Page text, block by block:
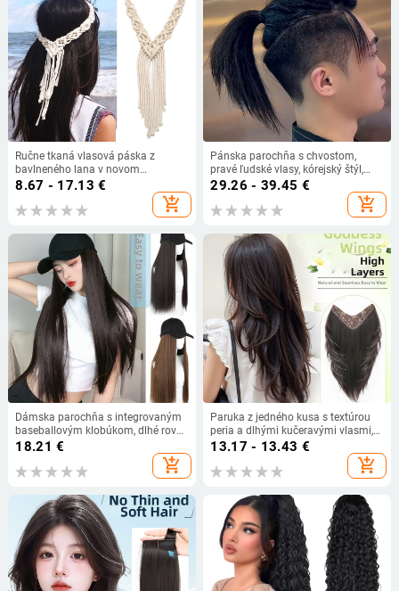
Ručne tkaná vlasová páska z
bavlneného lana v novom
bohémskom štýle, doplnky do
vlasov v severských svadobných
šatách, zdroj Amazon
8.67 - 17.13 €
add_shopping_cart
Pánska parochňa s chvostom,
pravé ľudské vlasy, kórejský štýl,
dlhá zadná časť, neviditeľný predný
29.26 - 39.45 €
add_shopping_cart
Dámska parochňa s integrovaným
baseballovým klobúkom, dlhé rovné
vlasy, korejský štýl, vlasy z
jednovrstvé pokrytie hlavy
18.21 €
add_shopping_cart
Paruka z jedného kusa s textúrou
peria a dlhými kučeravými vlasmi,
bezšvové objemové predĺženie,
teplotám, mechanické spracovanie,
pôvod Henan
13.17 - 13.43 €
add_shopping_cart